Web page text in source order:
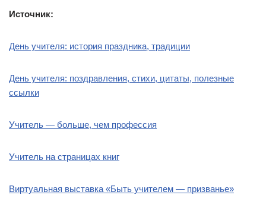
Источник:
День учителя: история праздника, традиции
День учителя: поздравления, стихи, цитаты, полезные
ссылки
Учитель — больше, чем профессия
Учитель на страницах книг
Виртуальная выставка «Быть учителем — призванье»